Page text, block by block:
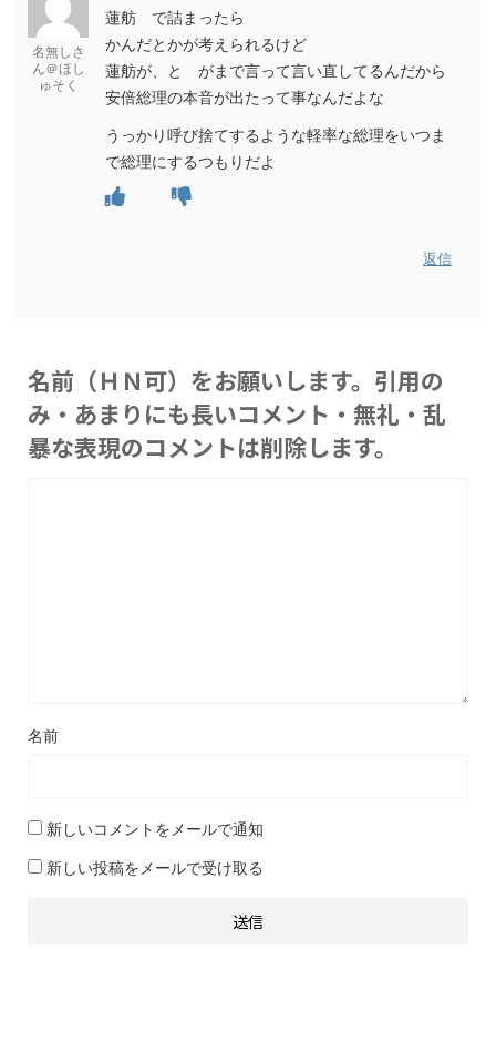
名無しさ
ん＠ほし
ゅそく
蓮舫 で詰まったら
かんだとかが考えられるけど
蓮舫が、と がまで言って言い直してるんだから
安倍総理の本音が出たって事なんだよな
うっかり呼び捨てするような軽率な総理をいつま
で総理にするつもりだよ
返信
名前（ＨＮ可）をお願いします。引用の
み・あまりにも長いコメント・無礼・乱
暴な表現のコメントは削除します。
名前
新しいコメントをメールで通知
新しい投稿をメールで受け取る